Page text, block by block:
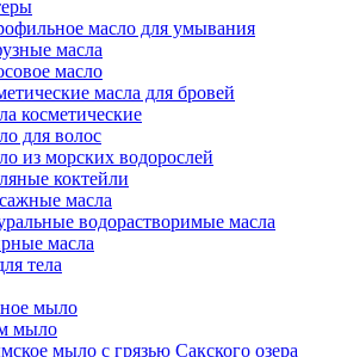
масло для умывания
масла
масло
масла для бровей
косметические
для волос
из морских водорослей
коктейли
масла
водорастворимые масла
масла
тела
мыло
мыло
мыло с грязью Сакского озера